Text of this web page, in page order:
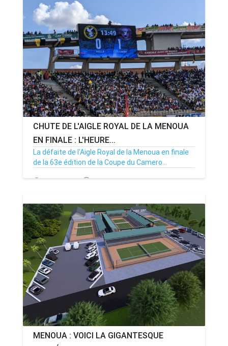
CHUTE DE L'AIGLE ROYAL DE LA MENOUA
EN FINALE : L'HEURE...
La défaite de l'Aigle Royal de la Menoua en finale
de la 63e édition de la Coupe du Camero...
30/09/24 Par MenouActu 0
MENOUA : VOICI LA GIGANTESQUE